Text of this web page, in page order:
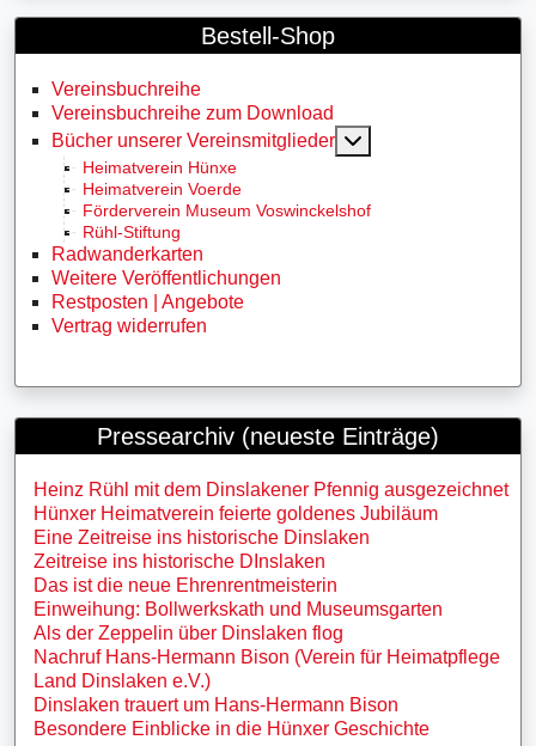
Bestell-Shop
Vereinsbuchreihe
Vereinsbuchreihe zum Download
Bücher unserer Vereinsmitglieder
Heimatverein Hünxe
Heimatverein Voerde
Förderverein Museum Voswinckelshof
Rühl-Stiftung
Radwanderkarten
Weitere Veröffentlichungen
Restposten | Angebote
Vertrag widerrufen
Pressearchiv (neueste Einträge)
Heinz Rühl mit dem Dinslakener Pfennig ausgezeichnet
Hünxer Heimatverein feierte goldenes Jubiläum
Eine Zeitreise ins historische Dinslaken
Zeitreise ins historische DInslaken
Das ist die neue Ehrenrentmeisterin
Einweihung: Bollwerkskath und Museumsgarten
Als der Zeppelin über Dinslaken flog
Nachruf Hans-Hermann Bison (Verein für Heimatpflege
Land Dinslaken e.V.)
Dinslaken trauert um Hans-Hermann Bison
Besondere Einblicke in die Hünxer Geschichte